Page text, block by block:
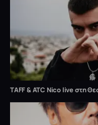
TAFF & ATC Nico live στη